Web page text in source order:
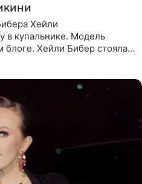
Хейли
в купальнике. Модель
блоге. Хейли Бибер стояла